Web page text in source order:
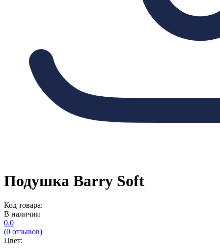
Подушка Barry Soft
Код товара:
В наличии
0.0
(0 отзывов)
Цвет: